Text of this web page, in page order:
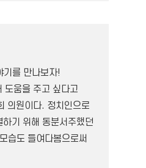
기를 만나보자!
도움을 주고 싶다고
의원이다. 정치인으로
기 위해 동분서주했던
습도 들여다봄으로써